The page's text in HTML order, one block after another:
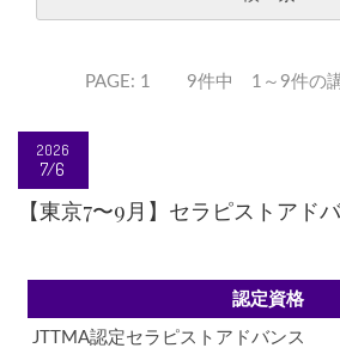
PAGE: 1 9件中 1～9件の講
2026
7/6
【東京7〜9月】セラピストアド
認定資格
JTTMA認定セラピストアドバンス